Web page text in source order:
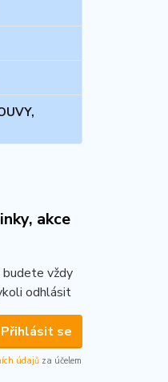
akce
vždy
odhlásit
Přihlásit se
údajů za účelem